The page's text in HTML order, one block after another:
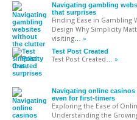
Navigating gambling
that surprises
Finding Ease in Gambling
Design Why Simplicity
visiting … »
Test Post Created
Test Post Created … »
Navigating online
even for first-timers
Exploring the Ease of
Understanding the